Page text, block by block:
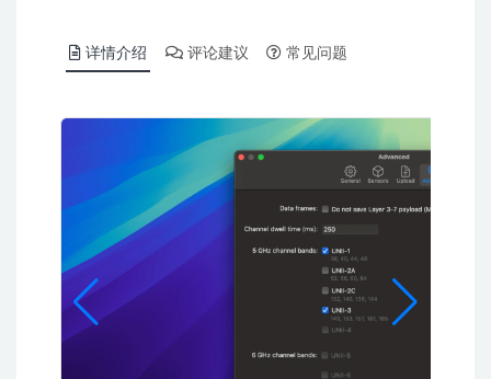
详情介绍 评论建议 常见问题